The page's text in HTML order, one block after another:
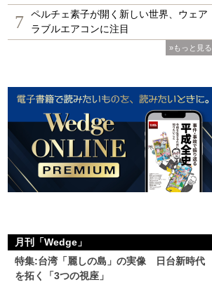
7
ペルチェ素子が開く新しい世界、ウェア
ラブルエアコンに注目
»もっと見る
月刊「Wedge」
特集:台湾「麗しの島」の実像 日台新時代
を拓く「3つの視座」